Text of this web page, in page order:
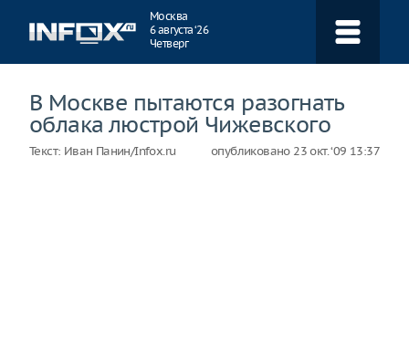
Москва
6 августа ‘26
Четверг
В Москве пытаются разогнать
облака люстрой Чижевского
Текст: Иван Панин/Infox.ru опубликовано 23 окт. ‘09 13:37